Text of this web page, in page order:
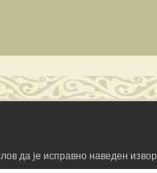
да је исправно наведен извор.